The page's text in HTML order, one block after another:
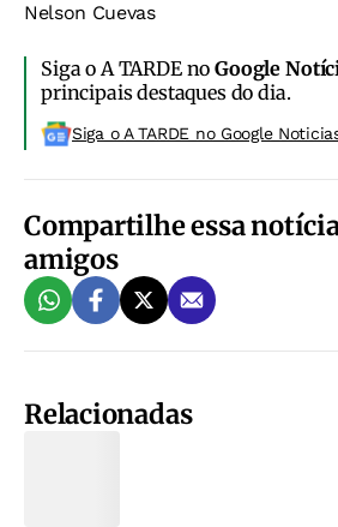
Nelson Cuevas
Siga o A TARDE noGoogle
principais destaques do dia.
Siga o A TARDE no Google
Compartilhe essa
amigos
Relacionadas